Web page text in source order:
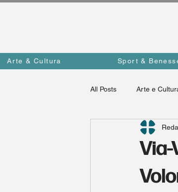
Arte & Cultura Sport &
All Posts Arte e
News Plus
Via-